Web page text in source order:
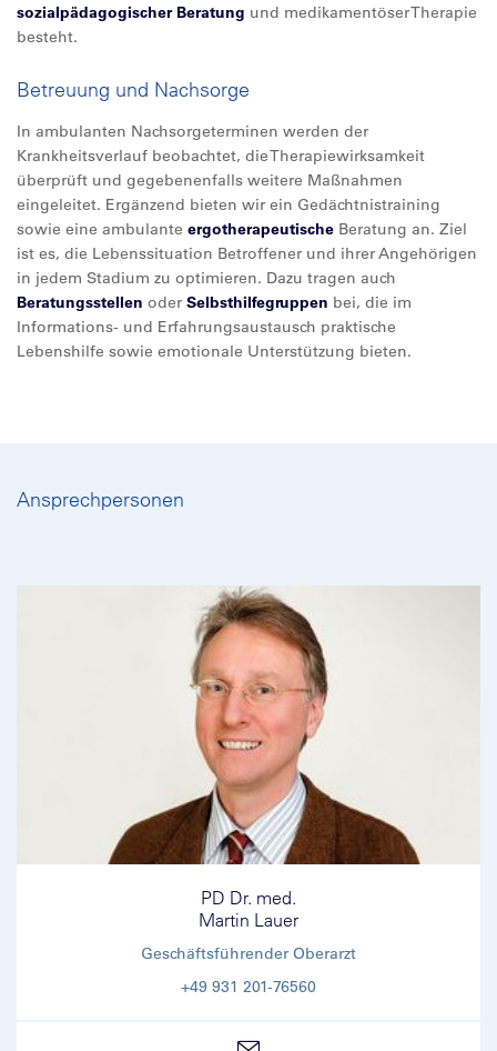
sozialpädagogischer Beratung und medikamentöser Therapie
besteht.
Betreuung und Nachsorge
In ambulanten Nachsorgeterminen werden der
Krankheitsverlauf beobachtet, die Therapiewirksamkeit
überprüft und gegebenenfalls weitere Maßnahmen
eingeleitet. Ergänzend bieten wir ein Gedächtnistraining
sowie eine ambulante ergotherapeutische Beratung an. Ziel
ist es, die Lebenssituation Betroffener und ihrer Angehörigen
in jedem Stadium zu optimieren. Dazu tragen auch
Beratungsstellen oderSelbsthilfegruppen bei, die im
Informations- und Erfahrungsaustausch praktische
Lebenshilfe sowie emotionale Unterstützung bieten.
Ansprechpersonen
PD Dr. med.
Martin Lauer
Geschäftsführender Oberarzt
+49 931 201-76560